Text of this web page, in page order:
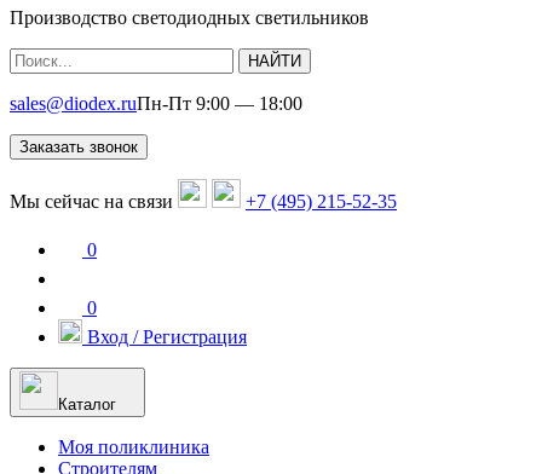
Производство светодиодных светильников
НАЙТИ
sales@diodex.ruПн-Пт 9:00 — 18:00
Заказать звонок
Мы сейчас на связи +7 (495) 215-52-35
0
0
Вход / Регистрация
Каталог
Моя поликлиника
Строителям